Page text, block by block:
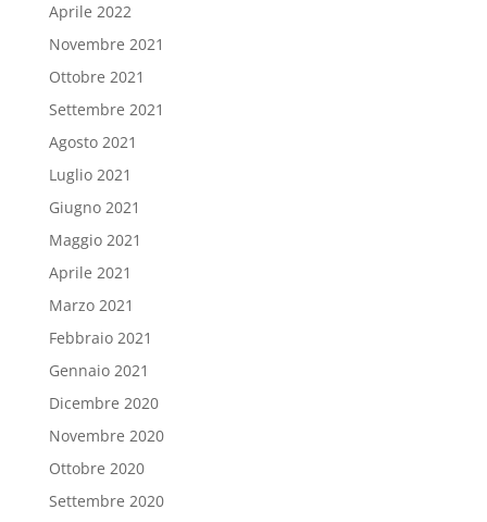
Aprile 2022
Novembre 2021
Ottobre 2021
Settembre 2021
Agosto 2021
Luglio 2021
Giugno 2021
Maggio 2021
Aprile 2021
Marzo 2021
Febbraio 2021
Gennaio 2021
Dicembre 2020
Novembre 2020
Ottobre 2020
Settembre 2020